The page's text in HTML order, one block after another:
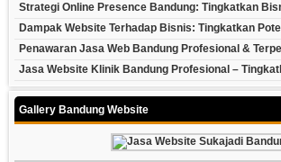
Strategi Online Presence Bandung: Tingkatkan
Dampak Website Terhadap Bisnis: Tingkatkan
Penawaran Jasa Web Bandung Profesional &
Jasa Website Klinik Bandung Profesional –
Gallery Bandung Website